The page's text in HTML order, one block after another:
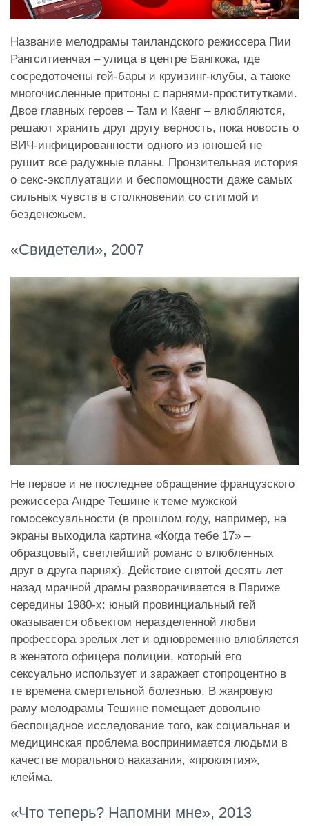
Название мелодрамы таиландского режиссера Пии
Рангситиенчая – улица в центре Бангкока, где
сосредоточены гей-бары и круизинг-клубы, а также
многочисленные притоны с парнями-проститутками.
Двое главных героев – Там и Каенг – влюбляются,
решают хранить друг другу верность, пока новость о
ВИЧ-инфицированности одного из юношей не
рушит все радужные планы. Пронзительная история
о секс-эксплуатации и беспомощности даже самых
сильных чувств в столкновении со стигмой и
безденежьем.
«Свидетели», 2007
Не первое и не последнее обращение французского
режиссера Андре Тешине к теме мужской
гомосексуальности (в прошлом году, например, на
экраны выходила картина «Когда тебе 17» –
образцовый, светлейший романс о влюбленных
друг в друга парнях). Действие снятой десять лет
назад мрачной драмы разворачивается в Париже
середины 1980-х: юный провинциальный гей
оказывается объектом неразделенной любви
профессора зрелых лет и одновременно влюбляется
в женатого офицера полиции, который его
сексуально использует и заражает стопроцентно в
те времена смертельной болезнью. В жанровую
раму мелодрамы Тешине помещает довольно
беспощадное исследование того, как социальная и
медицинская проблема воспринимается людьми в
качестве морального наказания, «проклятия»,
клейма.
«Что теперь? Напомни мне», 2013